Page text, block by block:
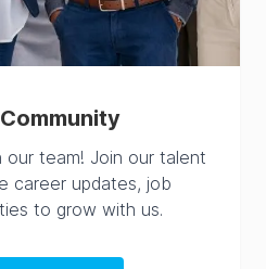
team! Join our talent
career updates, job
to grow with us.